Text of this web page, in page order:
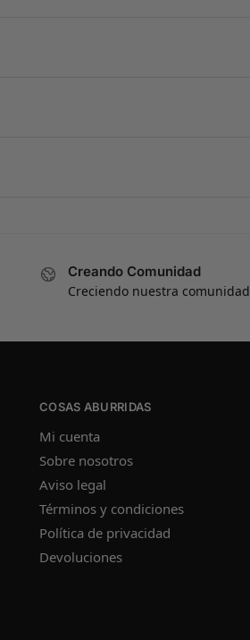
Creando Comunidad
Creciendo nuestra comunidad
COSAS ABURRIDAS
Mi cuenta
Sobre nosotros
Aviso legal
Términos y condiciones
Política de privacidad
Devoluciones